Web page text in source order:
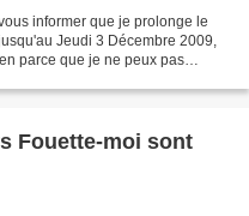
informer que je prolonge le
Jeudi 3 Décembre 2009,
parce que je ne peux pas
Fouette-moi sont